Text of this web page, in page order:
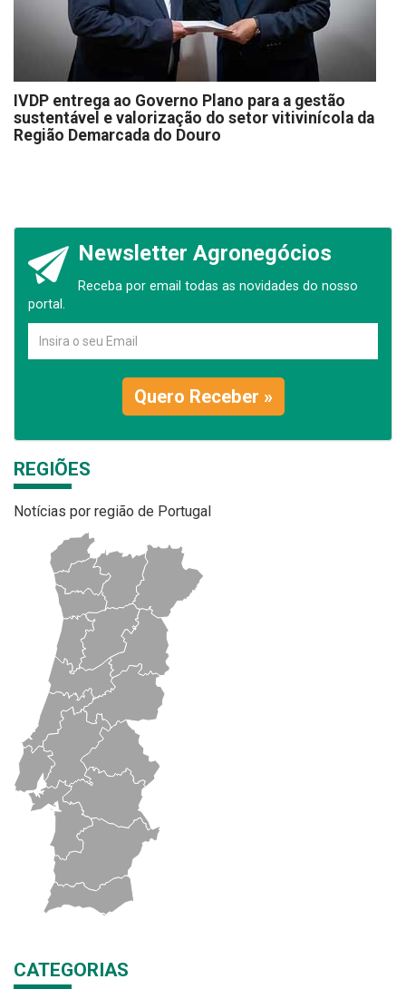
IVDP entrega ao Governo Plano para a gestão
sustentável e valorização do setor vitivinícola da
Região Demarcada do Douro
Newsletter Agronegócios
Receba por email todas as novidades do nosso
portal.
Quero Receber »
REGIÕES
Notícias por região de Portugal
CATEGORIAS